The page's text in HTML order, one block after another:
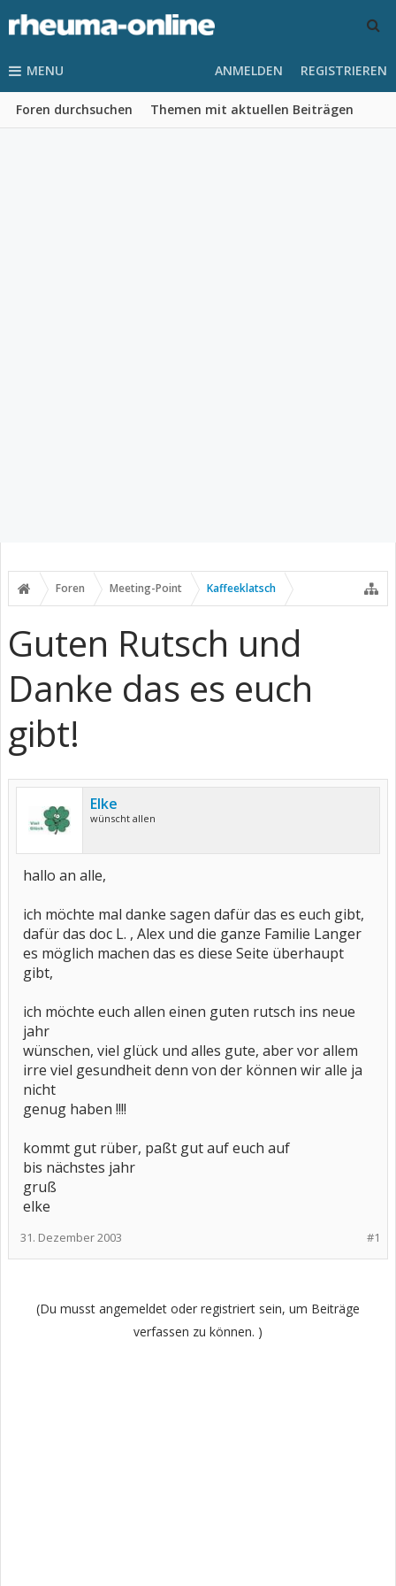
MENU
Foren durchsuchen Themen mit aktuellen Beiträgen
ANMELDEN REGISTRIEREN
Foren Meeting-Point Kaffeeklatsch
Guten Rutsch und
Danke das es euch
gibt!
Elke
wünscht allen
hallo an alle,
ich möchte mal danke sagen dafür das es euch gibt,
dafür das doc L. , Alex und die ganze Familie Langer
es möglich machen das es diese Seite überhaupt
gibt,
ich möchte euch allen einen guten rutsch ins neue
jahr
wünschen, viel glück und alles gute, aber vor allem
irre viel gesundheit denn von der können wir alle ja
nicht
genug haben !!!!
kommt gut rüber, paßt gut auf euch auf
bis nächstes jahr
gruß
elke
#1
31. Dezember 2003
(Du musst angemeldet oder registriert sein, um Beiträge
verfassen zu können. )